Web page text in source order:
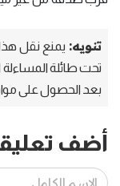
تنويه: يمنع نقل
تحت طائلة المساءلة
بعد الحصول على
أضف